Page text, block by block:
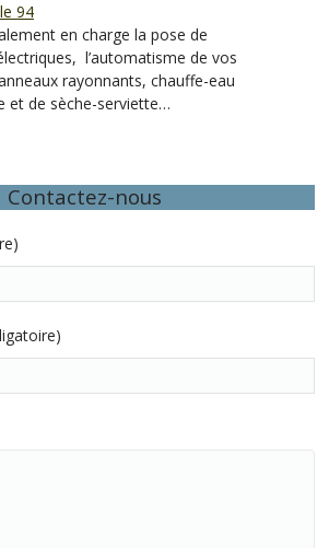
94
en charge la pose de
l’automatisme de vos
rayonnants, chauffe-eau
et de sèche-serviette…
Contactez-nous